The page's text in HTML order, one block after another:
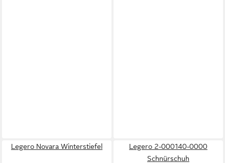
Legero Novara Winterstiefel
Legero 2-000140-0000
Schnürschuh